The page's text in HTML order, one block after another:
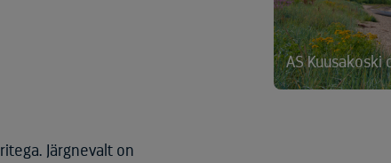
Järgnevalt on
AS Kuusakoski